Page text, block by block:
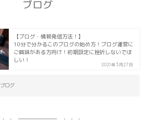
ブログ
【ブログ・情報発信方法！】
10分で分かるこのブログの始め方！ブログ運営に
ご興味がある方向け！初期設定に挫折しないでほ
しい！
2021年3月27日
ブログ